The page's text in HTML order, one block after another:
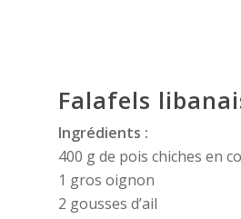
Falafels
Ingrédients :
400 g de pois chiches en
1 gros oignon
2 gousses d’ail